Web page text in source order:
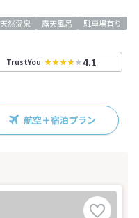
天然温泉 露天風呂
駐車場有り
TrustYou 4.1
航空＋宿泊プラン